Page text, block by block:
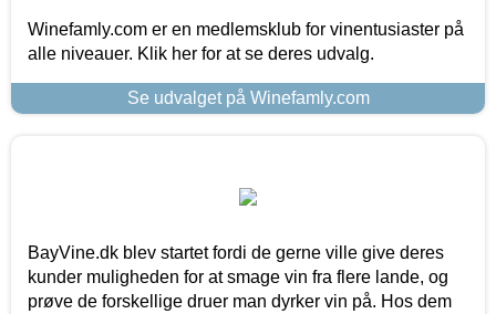
Winefamly.com er en medlemsklub for vinentusiaster på
alle niveauer. Klik her for at se deres udvalg.
Se udvalget på Winefamly.com
BayVine.dk blev startet fordi de gerne ville give deres
kunder muligheden for at smage vin fra flere lande, og
prøve de forskellige druer man dyrker vin på. Hos dem